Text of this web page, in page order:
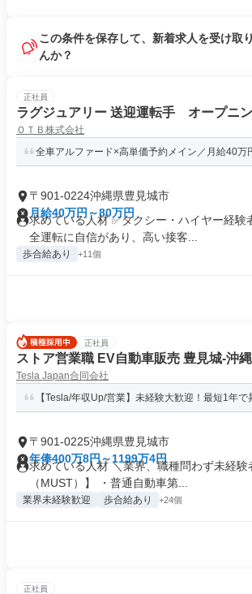
この条件を保存して、新着求人を受け取
んか？
正社員
ラグジュアリー 送迎運転手 オープニ
ＯＴＢ株式会社
全車アルファード×高単価予約メイン／月給40万
〒901-0224沖縄県豊見城市
月給40万円～80万円
求めている人材 ✅タクシー・ハイヤー経験
全運転に自信があり、高い接客...
歩合給あり +11個
正社員
ストア営業職 EV自動車販売 豊見城-沖縄
Tesla Japan合同会社
【Tesla/年収Up/営業】未経験大歓迎！最短1年で
〒901-0225沖縄県豊見城市
年俸400万8円～1199万4円
求めている人材 ＼業界、職種問わず未経験
（MUST）】 ・普通自動車第...
業界未経験歓迎 歩合給あり +24個
正社員